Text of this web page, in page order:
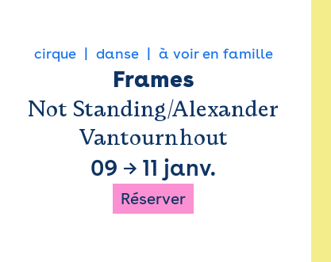
cirque danse à voir en famille
Frames
Not Standing/Alexander
Vantournhout
09 → 11 janv.
Réserver